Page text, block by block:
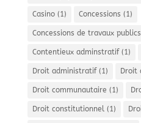
Casino(1) Concessions (1)
Concessions de travaux publics
Contentieux adminstratif(1)
Droit administratif(1) Droit
Droit communautaire (1)
Droit constitutionnel(1)